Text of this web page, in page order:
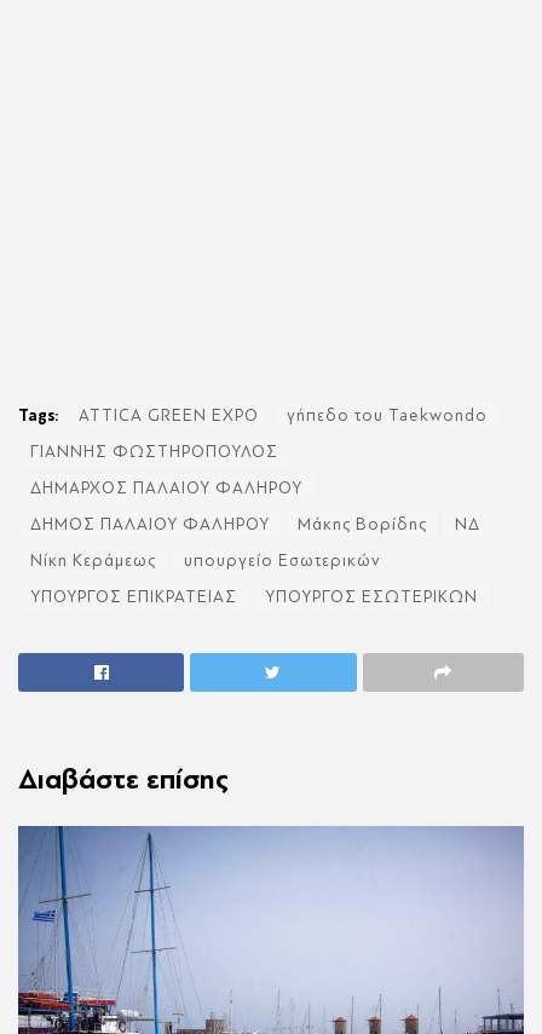
Tags: ATTICA GREEN EXPO
γήπεδο του Taekwondo
ΓΙΑΝΝΗΣ ΦΩΣΤΗΡΟΠΟΥΛΟΣ
ΔΗΜΑΡΧΟΣ ΠΑΛΑΙΟΥ ΦΑΛΗΡΟΥ
ΔΗΜΟΣ ΠΑΛΑΙΟΥ ΦΑΛΗΡΟΥ
Μάκης Βορίδης
ΝΔ
Νίκη Κεράμεως
υπουργείο Εσωτερικών
ΥΠΟΥΡΓΟΣ ΕΠΙΚΡΑΤΕΙΑΣ
ΥΠΟΥΡΓΟΣ ΕΣΩΤΕΡΙΚΩΝ
Διαβάστε επίσης